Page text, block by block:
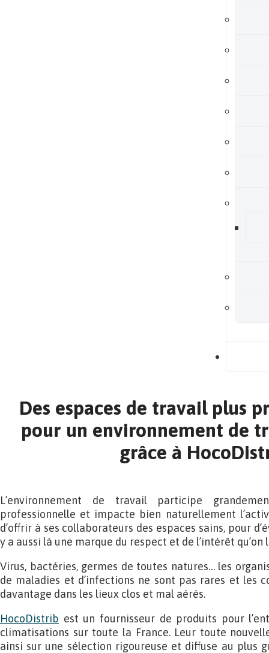
Des espaces de travail plus
pour un environnement de
grâce à
L’environnement de travail participe
professionnelle et impacte bien naturellement
d’offrir à ses collaborateurs des espaces sains, pour
y a aussi là une marque du respect et de l’intérêt
Virus, bactéries, germes de toutes natures… les
de maladies et d’infections ne sont pas rares et les
davantage dans les lieux clos et mal aérés.
HocoDistrib est un fournisseur de produits pour
climatisations sur toute la France. Leur toute
ainsi sur une sélection rigoureuse et diffuse au plus